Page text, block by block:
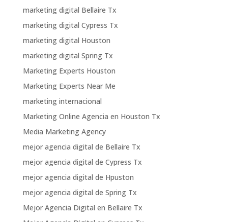
marketing digital Bellaire Tx
marketing digital Cypress Tx
marketing digital Houston
marketing digital Spring Tx
Marketing Experts Houston
Marketing Experts Near Me
marketing internacional
Marketing Online Agencia en Houston Tx
Media Marketing Agency
mejor agencia digital de Bellaire Tx
mejor agencia digital de Cypress Tx
mejor agencia digital de Hpuston
mejor agencia digital de Spring Tx
Mejor Agencia Digital en Bellaire Tx